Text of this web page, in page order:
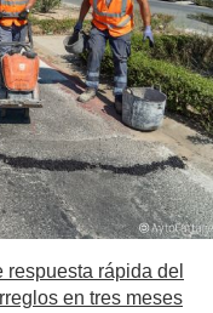
respuesta rápida del
en tres meses